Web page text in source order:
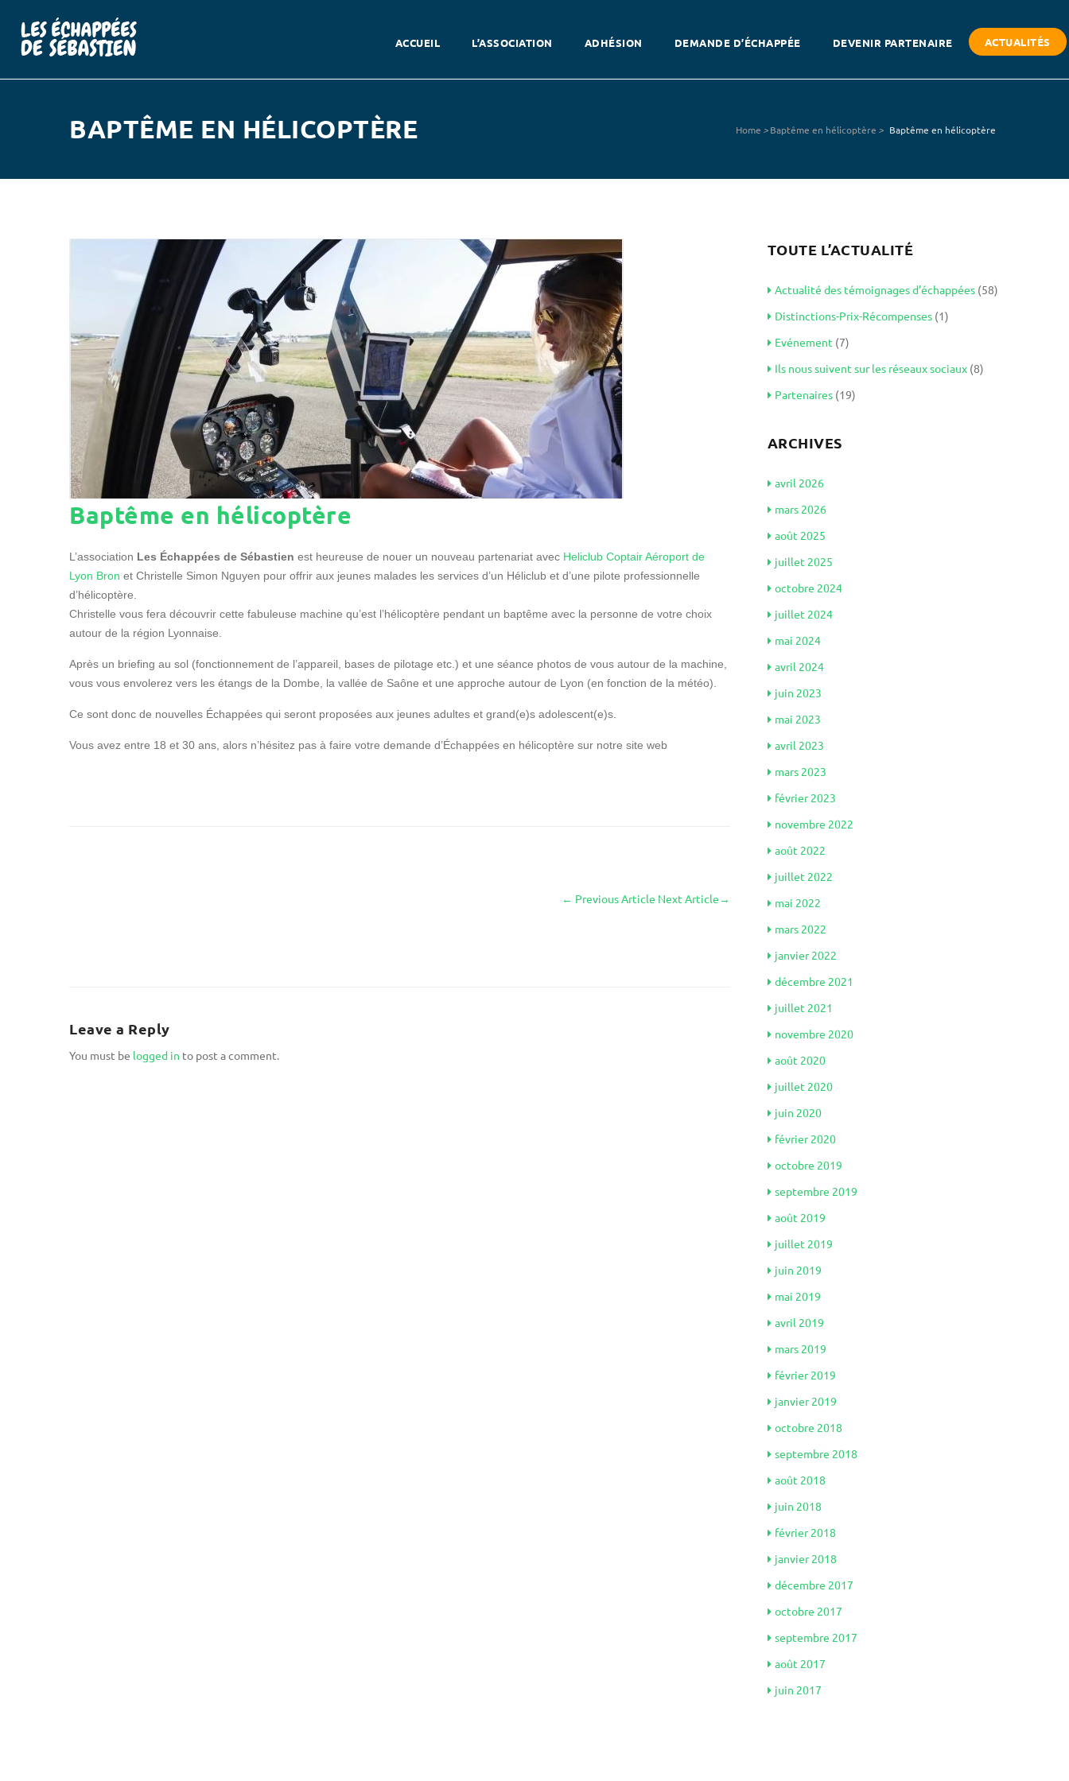
ACCUEIL L’ASSOCIATION ADHÉSION DEMANDE D’ÉCHAPPÉE DEVENIR PARTENAIRE ACTUALITÉS
BAPTÊME EN HÉLICOPTÈRE Home >Baptême en hélicoptère > Baptême en hélicoptère
Baptême en hélicoptère
L’association Les Échappées de Sébastien est heureuse de nouer un nouveau partenariat avec Heliclub Coptair Aéroport de
Lyon Bron et Christelle Simon Nguyen pour offrir aux jeunes malades les services d’un Héliclub et d’une pilote professionnelle
d’hélicoptère.
Christelle vous fera découvrir cette fabuleuse machine qu’est l’hélicoptère pendant un baptême avec la personne de votre choix
autour de la région Lyonnaise.
Après un briefing au sol (fonctionnement de l’appareil, bases de pilotage etc.) et une séance photos de vous autour de la machine,
vous vous envolerez vers les étangs de la Dombe, la vallée de Saône et une approche autour de Lyon (en fonction de la météo).
Ce sont donc de nouvelles Échappées qui seront proposées aux jeunes adultes et grand(e)s adolescent(e)s.
Vous avez entre 18 et 30 ans, alors n’hésitez pas à faire votre demande d’Échappées en hélicoptère sur notre site web
← Previous Article Next Article→
Leave a Reply
You must be logged in to post a comment.
TOUTE L’ACTUALITÉ
Actualité des témoignages d’échappées(58)
Distinctions-Prix-Récompenses(1)
Evénement (7)
Ils nous suivent sur les réseaux sociaux(8)
Partenaires(19)
ARCHIVES
avril 2026
mars 2026
août 2025
juillet 2025
octobre 2024
juillet 2024
mai 2024
avril 2024
juin 2023
mai 2023
avril 2023
mars 2023
février 2023
novembre 2022
août 2022
juillet 2022
mai 2022
mars 2022
janvier 2022
décembre 2021
juillet 2021
novembre 2020
août 2020
juillet 2020
juin 2020
février 2020
octobre 2019
septembre 2019
août 2019
juillet 2019
juin 2019
mai 2019
avril 2019
mars 2019
février 2019
janvier 2019
octobre 2018
septembre 2018
août 2018
juin 2018
février 2018
janvier 2018
décembre 2017
octobre 2017
septembre 2017
août 2017
juin 2017